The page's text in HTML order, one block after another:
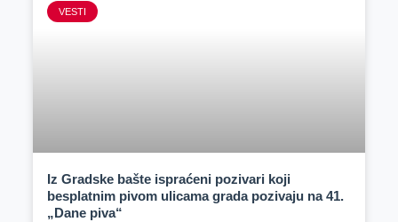
VESTI
Iz Gradske bašte ispraćeni pozivari koji
besplatnim pivom ulicama grada pozivaju na 41.
„Dane piva“